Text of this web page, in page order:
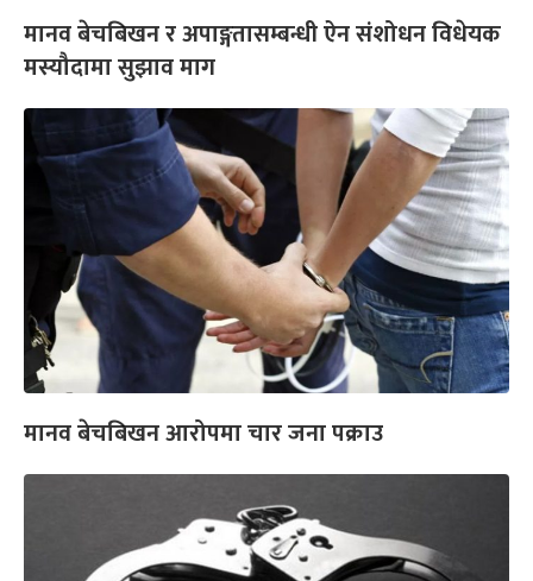
मानव बेचबिखन र अपाङ्गतासम्बन्धी ऐन संशोधन विधेयक
मस्यौदामा सुझाव माग
मानव बेचबिखन आरोपमा चार जना पक्राउ